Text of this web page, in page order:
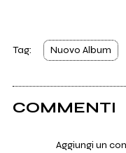
Tag: Nuovo Album
COMMENTI
Aggiungi un